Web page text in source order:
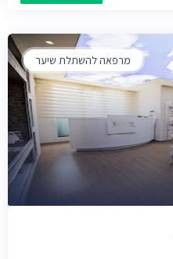
מרפאה להשתלת שיער